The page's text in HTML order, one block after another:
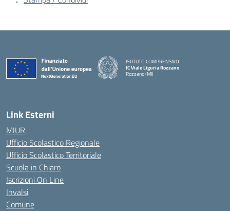
ISTITUTO COMPRENSIVO
IC Viale Liguria Rozzano
Rozzano (MI)
Link Esterni
MIUR
Ufficio Scolastico Regionale
Ufficio Scolastico Territoriale
Scuola in Chiaro
Iscrizioni On Line
Invalsi
Comune